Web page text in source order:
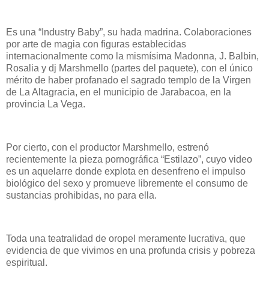
Es una “Industry Baby”, su hada madrina. Colaboraciones
por arte de magia con figuras establecidas
internacionalmente como la mismísima Madonna, J. Balbin,
Rosalia y dj Marshmello (partes del paquete), con el único
mérito de haber profanado el sagrado templo de la Virgen
de La Altagracia, en el municipio de Jarabacoa, en la
provincia La Vega.
Por cierto, con el productor Marshmello, estrenó
recientemente la pieza pornográfica “Estilazo”, cuyo video
es un aquelarre donde explota en desenfreno el impulso
biológico del sexo y promueve libremente el consumo de
sustancias prohibidas, no para ella.
Toda una teatralidad de oropel meramente lucrativa, que
evidencia de que vivimos en una profunda crisis y pobreza
espiritual.